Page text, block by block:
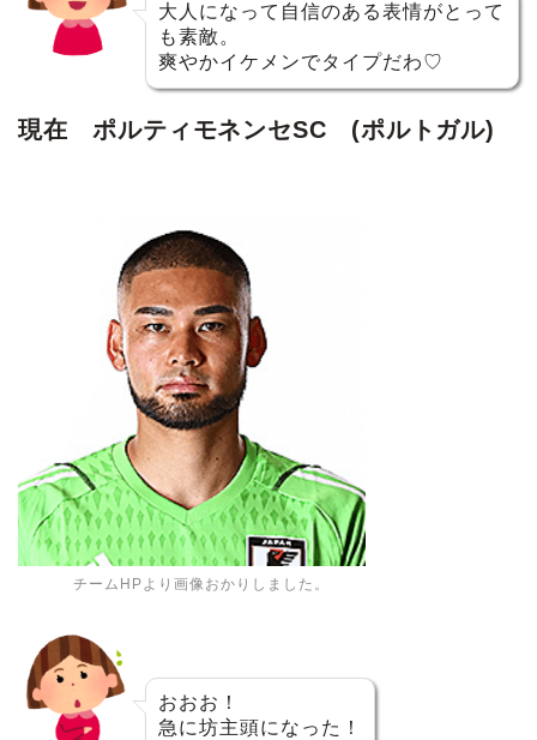
大人になって自信のある表情がとって
も素敵。
爽やかイケメンでタイプだわ♡
現在ポルティモネンセSC (ポルトガル)
チームHPより画像おかりしました。
おおお！
急に坊主頭になった！